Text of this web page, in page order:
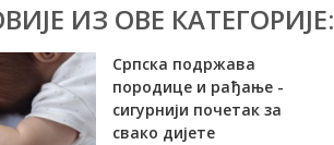
ИЗ ОВЕ КАТЕГОРИЈЕ:
Српска подржава
породице и рађање -
сигурнији почетак за
свако дијете